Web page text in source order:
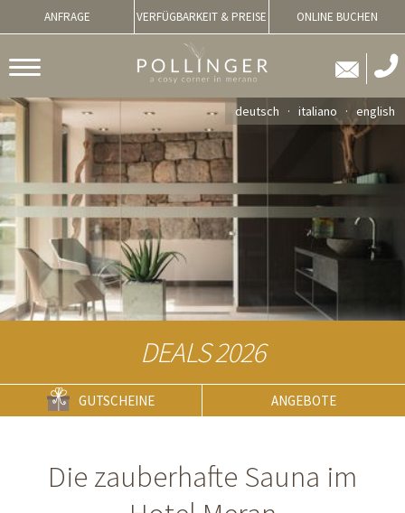
ANFRAGE VERFÜGBARKEIT & PREISE ONLINE BUCHEN
deutsch italiano english
DEALS 2026
GUTSCHEINE ANGEBOTE
Die zauberhafte Sauna im